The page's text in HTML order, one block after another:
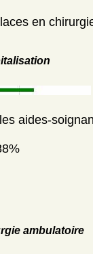
en
aides-
ambulatoire